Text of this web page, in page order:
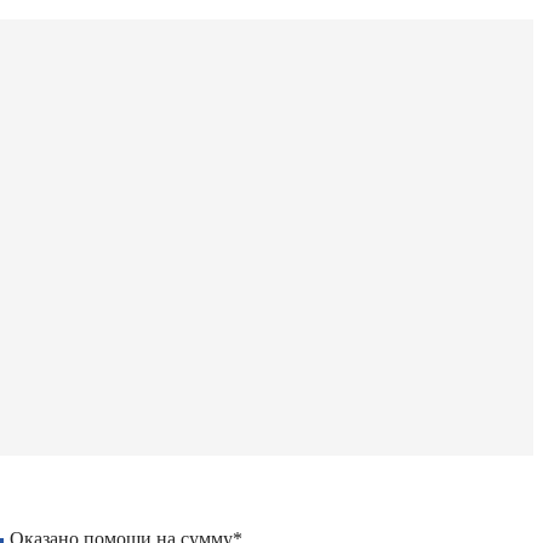
Оказано помощи на сумму*